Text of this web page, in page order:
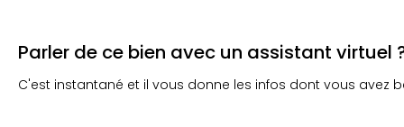
Parler de ce bien avec un assistant virtuel
C'est instantané et il vous donne les infos dont vous avez